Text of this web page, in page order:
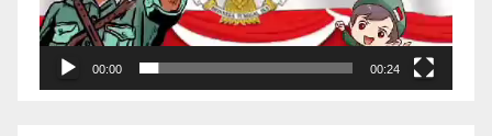
00:00 00:24